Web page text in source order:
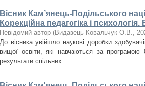
Вісник Кам’янець-Подільського
Корекційна педагогіка і психологія.
Невідомий автор (Видавець Ковальчук О.В.,
До вісника увійшло наукові доробки
вищої освіти, які навчаються за
результати спільних ...